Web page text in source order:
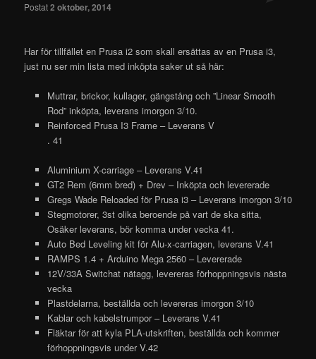
Postat2 oktober, 2014
Har för tillfället en Prusa i2 som skall ersättas av en Prusa i3,
just nu ser min lista med inköpta saker ut så här:
Muttrar, brickor, kullager, gängstång och ”Linear Smooth
Rod” inköpta, leverans imorgon 3/10.
Reinforced Prusa I3 Frame – Leverans V
. 41
Aluminium X-carriage – Leverans V.41
GT2 Rem (6mm bred) + Drev – Inköpta och levererade
Gregs Wade Reloaded för Prusa i3 – Leverans imorgon 3/10
Stegmotorer, 3st olika beroende på vart de ska sitta,
Osäker leverans, bör komma under vecka 41.
Auto Bed Leveling kit för Alu-x-carriagen, leverans V.41
RAMPS 1.4 + Arduino Mega 2560 – Levererade
12V/33A Switchat nätagg, levereras förhoppningsvis nästa
vecka
Plastdelarna, beställda och levereras imorgon 3/10
Kablar och kabelstrumpor – Leverans V.41
Fläktar för att kyla PLA-utskriften, beställda och kommer
förhoppningsvis under V.42